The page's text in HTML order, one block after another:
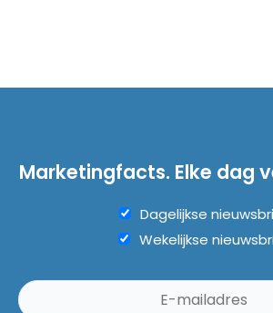
Marketingfacts. Elke dag
Dagelijkse
Wekelijkse